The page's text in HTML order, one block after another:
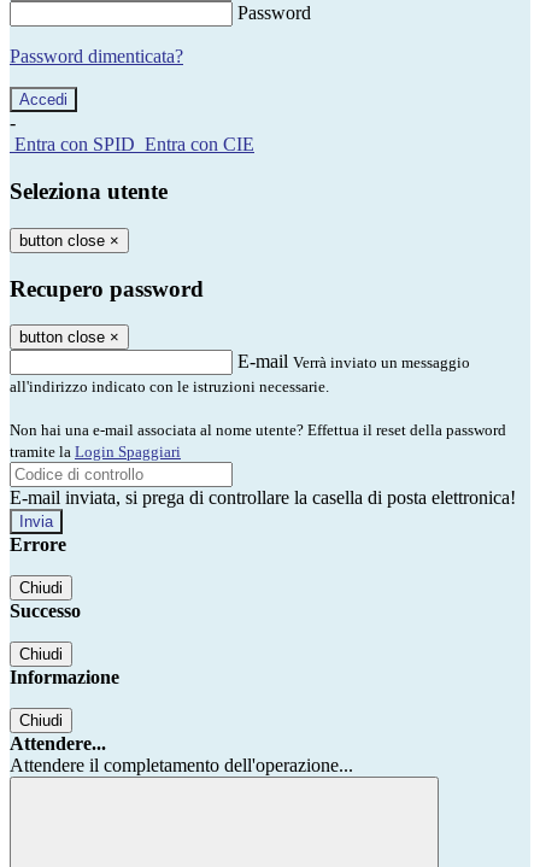
Password
Password dimenticata?
-
Entra con SPID Entra con CIE
Seleziona utente
button close ×
Recupero password
button close ×
E-mail Verrà inviato un messaggio
all'indirizzo indicato con le istruzioni necessarie.
Non hai una e-mail associata al nome utente? Effettua il reset della password
tramite la Login Spaggiari
E-mail inviata, si prega di controllare la casella di posta elettronica!
Errore
Chiudi
Successo
Chiudi
Informazione
Chiudi
Attendere...
Attendere il completamento dell'operazione...